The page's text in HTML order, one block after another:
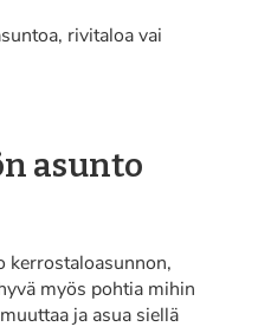
rivitaloa vai
asunto
kerrostaloasunnon,
myös pohtia mihin
ja asua siellä